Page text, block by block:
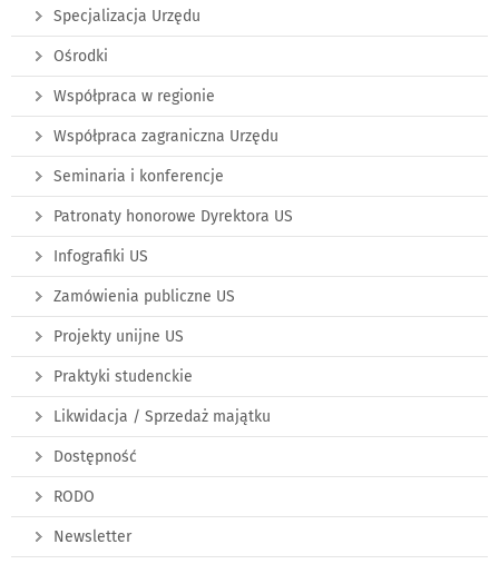
Specjalizacja Urzędu
Ośrodki
Współpraca w regionie
Współpraca zagraniczna Urzędu
Seminaria i konferencje
Patronaty honorowe Dyrektora US
Infografiki US
Zamówienia publiczne US
Projekty unijne US
Praktyki studenckie
Likwidacja / Sprzedaż majątku
Dostępność
RODO
Newsletter